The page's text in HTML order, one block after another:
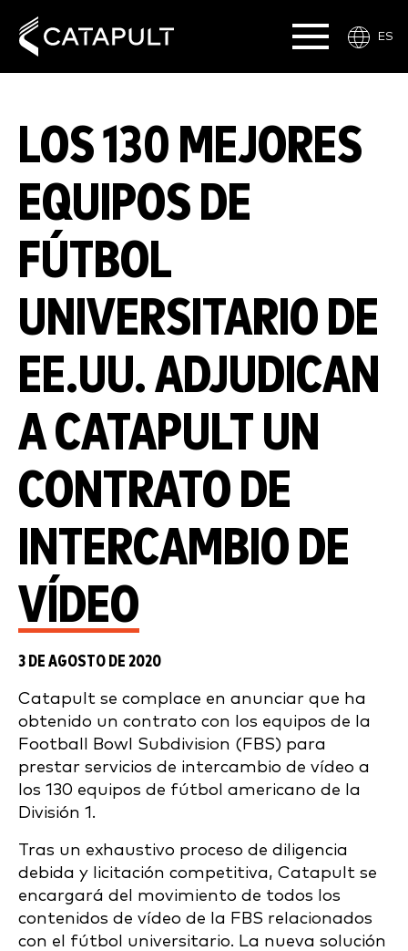
ES
LOS 130 MEJORES
EQUIPOS DE
FÚTBOL
UNIVERSITARIO DE
EE.UU. ADJUDICAN
A CATAPULT UN
CONTRATO DE
INTERCAMBIO DE
VÍDEO
3 DE AGOSTO DE 2020
Catapult se complace en anunciar que ha
obtenido un contrato con los equipos de la
Football Bowl Subdivision (FBS) para
prestar servicios de intercambio de vídeo a
los 130 equipos de fútbol americano de la
División 1.
Tras un exhaustivo proceso de diligencia
debida y licitación competitiva, Catapult se
encargará del movimiento de todos los
contenidos de vídeo de la FBS relacionados
con el fútbol universitario. La nueva solución